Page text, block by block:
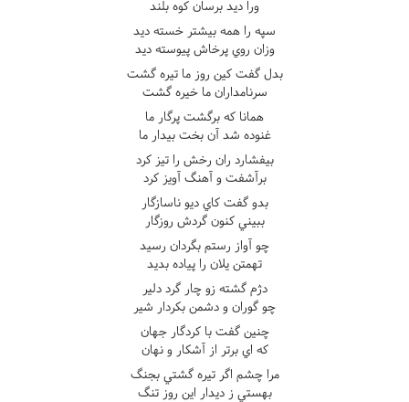
ورا ديد برسان کوه بلند
سپه را همه بيشتر خسته ديد
وزان روي پرخاش پيوسته ديد
بدل گفت کين روز ما تيره گشت
سرنامداران ما خيره گشت
همانا که برگشت پرگار ما
غنوده شد آن بخت بيدار ما
بيفشارد ران رخش را تيز کرد
برآشفت و آهنگ آويز کرد
بدو گفت کاي ديو ناسازگار
ببيني کنون گردش روزگار
چو آواز رستم بگردان رسيد
تهمتن يلان را پياده بديد
دژم گشته زو چار گرد دلير
چو گوران و دشمن بکردار شير
چنين گفت با کردگار جهان
که اي برتر از آشکار و نهان
مرا چشم اگر تيره گشتي بجنگ
بهستي ز ديدار اين روز تنگ